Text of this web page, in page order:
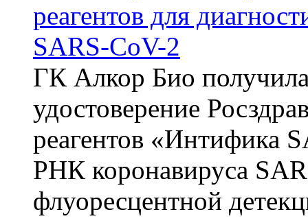
реагентов для
SARS-CoV-2
ГК Алкор Био
удостоверение
реагентов «Интифика
РНК коронавируса
флуоресцентной